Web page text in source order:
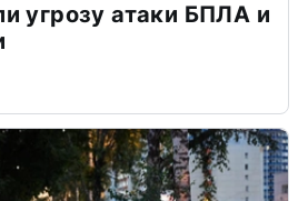
угрозу атаки БПЛА и